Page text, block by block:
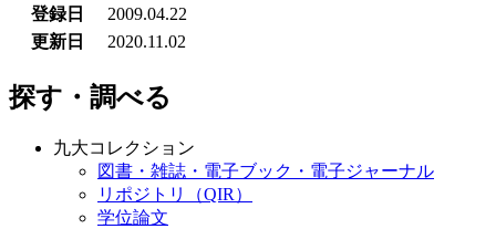
登録日
2009.04.22
更新日
2020.11.02
探す・調べる
九大コレクション
図書・雑誌・電子ブック・電子ジャーナル
リポジトリ（QIR）
学位論文